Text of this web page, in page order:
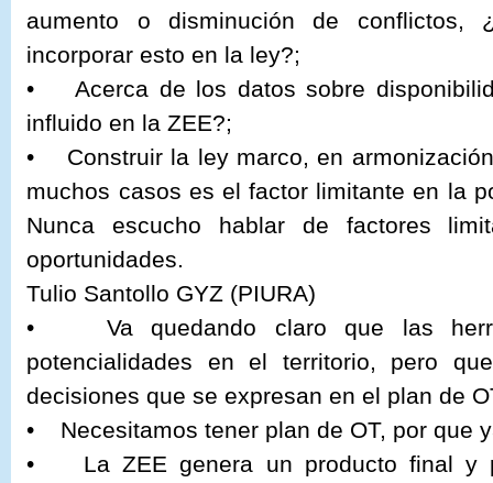
aumento o disminución de conflictos,
incorporar esto en la ley?;
• Acerca de los datos sobre
influido en la ZEE?;
• Construir la ley marco, en
muchos casos es el factor limitante en la
Nunca escucho hablar de factores
oportunidades.
Tulio Santollo GYZ (PIURA)
• Va quedando claro que las
potencialidades en el territorio, pero
decisiones que se expresan en el plan de
• Necesitamos tener plan de OT, por que
• La ZEE genera un producto final y